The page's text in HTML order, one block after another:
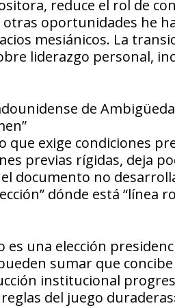
reduce el rol de
otras oportunidades he
mesiánicos. La
liderazgo personal,
de
exige condiciones
previas rígidas, deja
documento no
dónde está “línea
una elección
sumar que
institucional
del juego